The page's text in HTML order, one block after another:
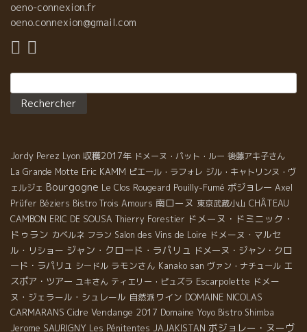
oeno-connexion.fr
oeno.connexion@gmail.com
Jordy Perez Lyon 収穫2017年 ドメーヌ・パット・ルー 後藤アキ子さん
La Grande Motte Eric KAMM ピエール・ラフォレ ジル・キャトリンヌ・ヴ
ェルジェ Bourgogne Le Clos Rougeard Pouilly-Fumé ボジョレー Axel
Prüfer Béziers Bistro Trois Amours 南ローヌ 東京武蔵小山 CHÂTEAU
CAMBON ERIC DE SOUSA Thierry Forestier ドメーヌ・ドミニック・
ドゥラン カベルネ フラン Salon des Vins de Loire ドメーヌ・マルセ
ル・リショー ジャン・クロード・ラパリュ ドメーヌ・ジャン・クロ
ード・ラパリュ シードル ラモンさん Kanako san ヴァン・ナチュール エ
スポア・ツアー ユキさん ティエリー・ピュズラ Escarpolette ドメー
ヌ・ジェラール・シュレール 自然派ワイン DOMAINE NICOLAS
CARMARANS Cidre Vendange 2017 Domaine Yoyo Bistro Shimba
Jerome SAURIGNY Les Pénitentes JAJAKISTAN ボジョレー・ヌーヴ